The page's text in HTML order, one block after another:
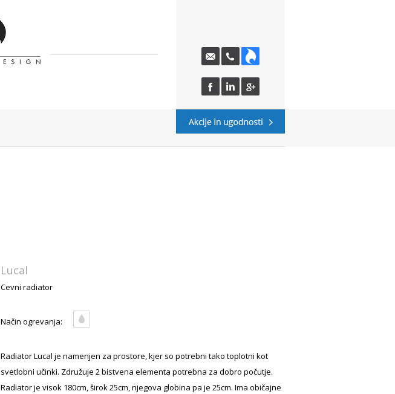
Lucal
Cevni radiator
Način ogrevanja:
Radiator Lucal je namenjen za prostore, kjer so potrebni tako toplotni kot
svetlobni učinki. Združuje 2 bistvena elementa potrebna za dobro počutje.
Radiator je visok 180cm, širok 25cm, njegova globina pa je 25cm. Ima običajne